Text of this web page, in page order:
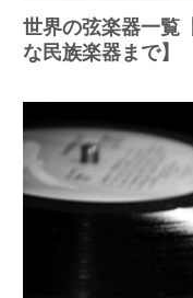
世界の弦楽器一覧
な民族楽器まで】